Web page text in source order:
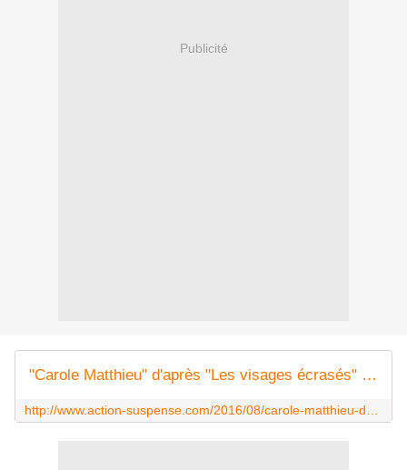
Publicité
"Carole Matthieu" d'après "Les visages écrasés" de Marin Ledun - Le blog de Claude LE NOCHER